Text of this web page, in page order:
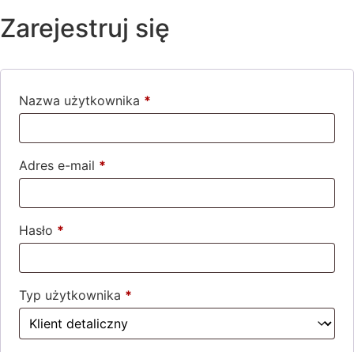
Zarejestruj się
Nazwa użytkownika *
Adres e-mail *
Hasło *
Typ użytkownika *